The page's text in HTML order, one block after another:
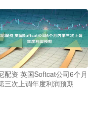
配资 英国Softcat公司6个月
三次上调年度利润预期